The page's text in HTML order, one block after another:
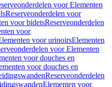
voor Elementen
Reserveonderdelen voor
voor bidetsReserveonderdelen
voor
voor urinoirsElementen
voor Elementen
voor douches en
voor douches en
Reserveonderdelen
Elementen voor